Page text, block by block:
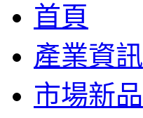
首頁
產業資訊
市場新品